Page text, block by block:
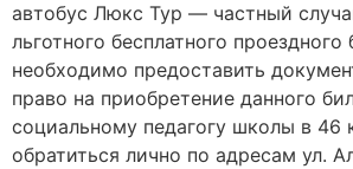
автобус Люкс Тур — частный
льготного бесплатного проездного
необходимо предоставить
право на приобретение данного
социальному педагогу школы в 46
обратиться лично по адресам ул.